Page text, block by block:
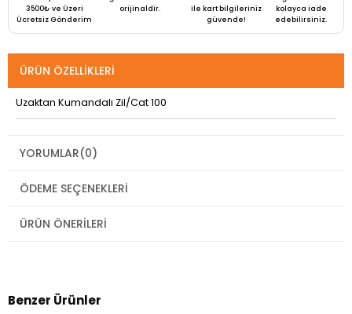
3500₺ ve Üzeri
Ücretsiz Gönderim
orijinaldir.
ile kart bilgileriniz
güvende!
kolayca iade
edebilirsiniz.
ÜRÜN ÖZELLIKLERI
Uzaktan Kumandalı Zil/Cat 100
YORUMLAR(0)
ÖDEME SEÇENEKLERI
ÜRÜN ÖNERILERI
Benzer Ürünler